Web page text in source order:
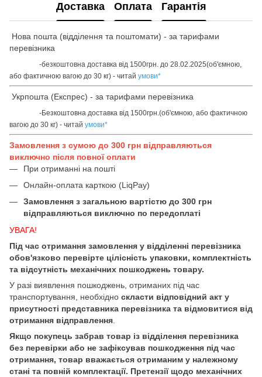
Доставка Оплата Гарантія
Нова пошта (відділення та поштомати) - за тарифами
перевізника
-безкоштовна доставка від 1500грн. до 28.02.2025(об'ємною,
або фактичною вагою до 30 кг) - читай умови*
Укрпошта (Експрес) - за тарифами перевізника
-Безкоштовна доставка від 1500грн.(об'ємною, або фактичною
вагою до 30 кг) - читай умови*
Замовлення з сумою до 300 грн відправляються
виключно після повної оплати
При отриманні на пошті
Онлайн-оплата карткою (LiqPay)
Замовлення з загальною вартістю до 300 грн
відправляються виключно по передоплаті
УВАГА!
Під час отримання замовлення у відділенні перевізника
обов'язково перевірте цілісність упаковки, комплектність
та відсутність механічних пошкоджень товару.
У разі виявлення пошкоджень, отриманих під час
транспортування, необхідно скласти відповідний акт у
присутності представника перевізника та відмовитися від
отримання відправлення
Якщо покупець забрав товар із відділення перевізника
без перевірки або не зафіксував пошкодження під час
отримання, товар вважається отриманим у належному
стані та повній комплектації. Претензії щодо механічних